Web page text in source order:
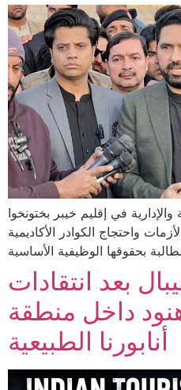
والإدارية في إقليم خيبر بختونخوا
واحتجاج الكوادر الأكاديمية
بحقوقها الوظيفية الأساسية
بعد انتقادات
داخل منطقة
أنابورنا الطبيعية